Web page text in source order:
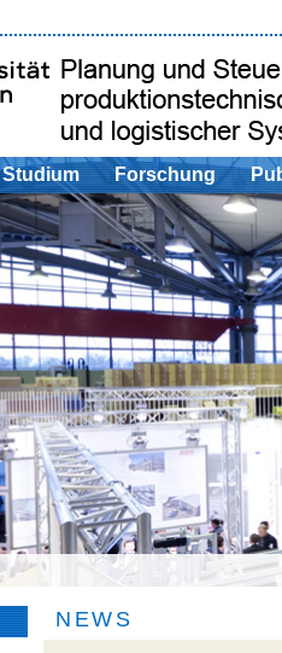
Studium Forschung
NEWS